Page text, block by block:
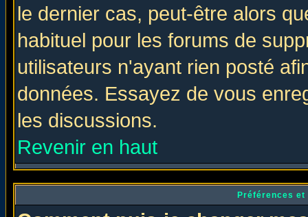
le dernier cas, peut-être alors
habituel pour les forums de
utilisateurs n'ayant rien posté
données. Essayez de vous
les discussions.
Revenir en haut
Préférences